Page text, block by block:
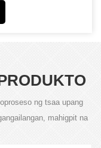
ng tsaa upang
mahigpit na